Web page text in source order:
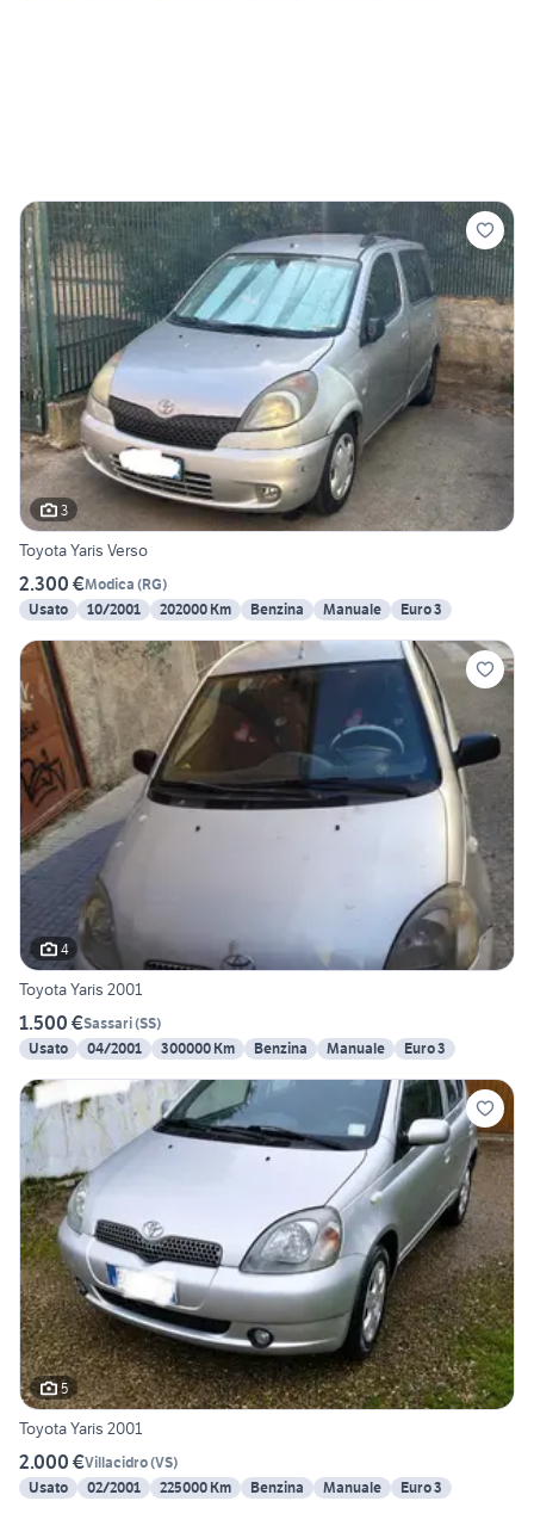
3
Toyota Yaris Verso
2.300 €Modica (RG)
Usato
10/2001 202000 Km Benzina Manuale Euro 3
4
Toyota Yaris 2001
1.500 €Sassari(SS)
Usato
04/2001 300000 Km Benzina Manuale Euro 3
5
Toyota Yaris 2001
2.000 €Villacidro(VS)
Usato
02/2001 225000 Km Benzina Manuale Euro 3